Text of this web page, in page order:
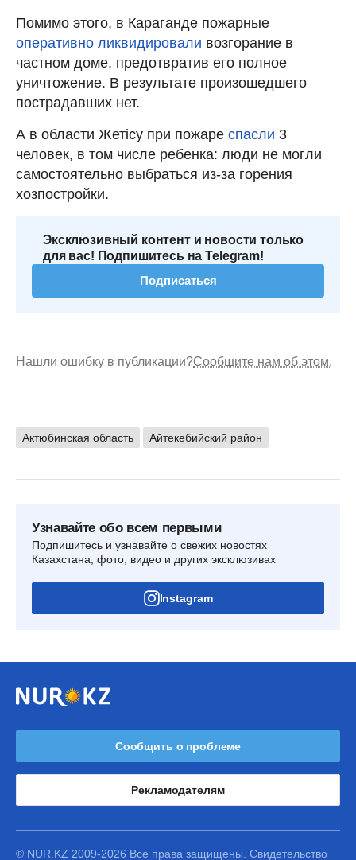
Помимо этого, в Караганде пожарные
оперативно ликвидировали возгорание в
частном доме, предотвратив его полное
уничтожение. В результате произошедшего
пострадавших нет.
А в области Жетісу при пожаре спасли 3
человек, в том числе ребенка: люди не могли
самостоятельно выбраться из-за горения
хозпостройки.
Эксклюзивный контент и новости только
для вас! Подпишитесь на Telegram!
Подписаться
Нашли ошибку в публикации?Сообщите нам об этом.
Актюбинская область Айтекебийский район
Узнавайте обо всем первыми
Подпишитесь и узнавайте о свежих новостях
Казахстана, фото, видео и других эксклюзивах
Instagram
Сообщить о проблеме
Рекламодателям
® NUR.KZ 2009-2026 Все права защищены. Свидетельство